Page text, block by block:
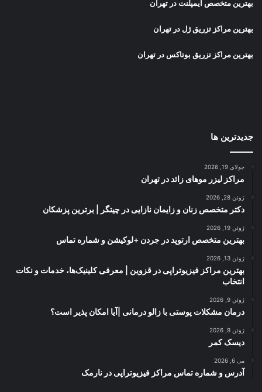
بهترین متخصص ایمپلنت در تهران
بهترین مراکز تزریق ژل در تهران
بهترین مراکز تزریق بوتاکس در تهران
جدیدترین ها
جولای 19, 2026
مراکز لیزر موهای زائد در تهران
ژوئن 28, 2026
دکتر متخصص زنان و زایمان نازایی در چیتگر | برترین پزشکان
ژوئن 19, 2026
بهترین متخصص ارتوپد در جردن +لوکیشن و شماره تماس
ژوئن 13, 2026
بهترین مراکز فیزیوتراپی در قزوین | معرفی کلینیک‌ها، خدمات و نکات
انتخاب
ژوئن 9, 2026
درمان مشکلات پوستی با زالو درمانی |آیا امکان پذیر است؟
ژوئن 9, 2026
دیسک کمر
می 6, 2026
آدرس و شماره تماس مراکز فیزیوتراپی در نارمک